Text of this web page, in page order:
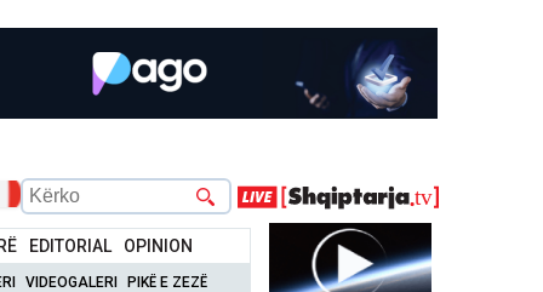
EDITORIAL OPINION
VIDEOGALERI PIKË E ZEZË